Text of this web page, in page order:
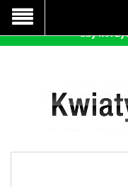
Nasza strona
prawidłowego
aby